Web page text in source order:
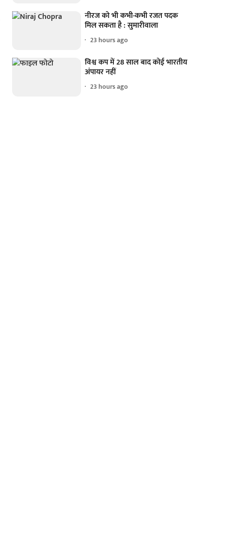
नीरज को भी कभी-कभी रजत पदक
मिल सकता है : सुमारीवाला
23 hours ago
विश्व कप में 28 साल बाद कोई भारतीय
अंपायर नहीं
23 hours ago